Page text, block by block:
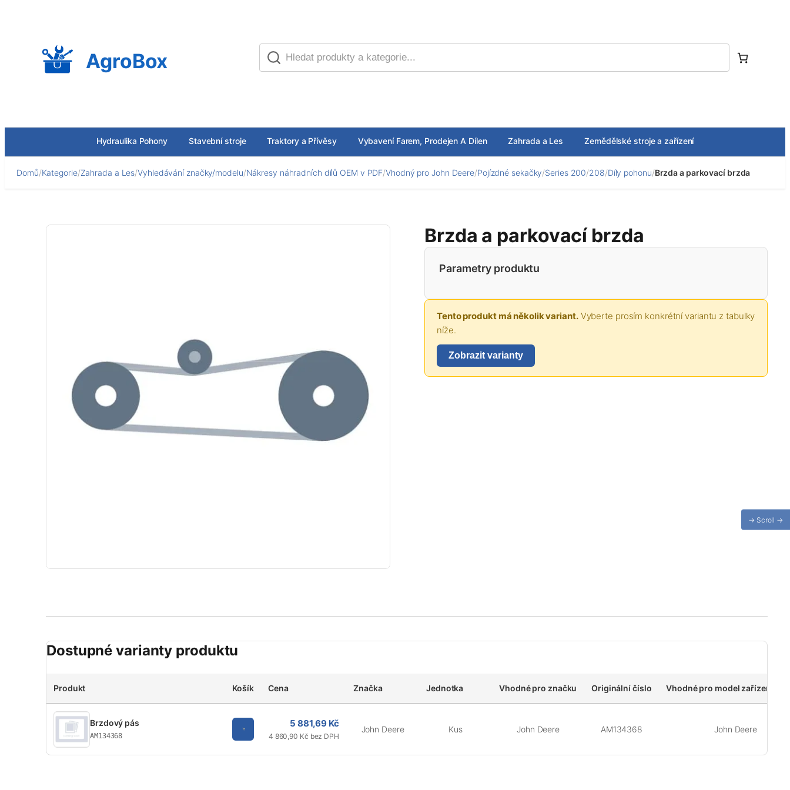
AgroBox
Hydraulika Pohony Stavební stroje Traktory a Přívěsy Vybavení Farem, Prodejen A Dílen Zahrada a Les Zemědělské stroje a zařízení
Domů/Kategorie/Zahrada a Les/Vyhledávání značky/modelu/Nákresy náhradních dílů OEM v PDF/Vhodný pro John Deere/Pojízdné sekačky/Series 200/208/Díly pohonu/Brzda a parkovací brzda
Brzda a parkovací brzda
Parametry produktu
Tento produkt má několik variant.Vyberte prosím konkrétní variantu z tabulky
níže.
Zobrazit varianty
Dostupné varianty produktu
Produkt Košík Cena Značka Jednotka Vhodné pro značku Originální číslo Vhodné pro model zařízení/
Brzdový pás
AM134368
5 881,69 Kč
4 860,90 Kč bez DPH
John Deere Kus John Deere AM134368 John Deere
→ Scroll →